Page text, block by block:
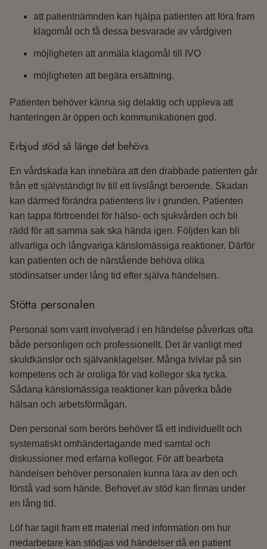
att patientnämnden kan hjälpa patienten att föra fram
klagomål och få dessa besvarade av vårdgiven
möjligheten att anmäla klagomål till IVO
möjligheten att begära ersättning.
Patienten behöver känna sig delaktig och uppleva att
hanteringen är öppen och kommunikationen god.
Erbjud stöd så länge det behövs
En vårdskada kan innebära att den drabbade patienten går
från ett självständigt liv till ett livslångt beroende. Skadan
kan därmed förändra patientens liv i grunden. Patienten
kan tappa förtroendet för hälso- och sjukvården och bli
rädd för att samma sak ska hända igen. Följden kan bli
allvarliga och långvariga känslomässiga reaktioner. Därför
kan patienten och de närstående behöva olika
stödinsatser under lång tid efter själva händelsen.
Stötta personalen
Personal som varit involverad i en händelse påverkas ofta
både personligen och professionellt. Det är vanligt med
skuldkänslor och självanklagelser. Många tvivlar på sin
kompetens och är oroliga för vad kollegor ska tycka.
Sådana känslomässiga reaktioner kan påverka både
hälsan och arbetsförmågan.
Den personal som berörs behöver få ett individuellt och
systematiskt omhändertagande med samtal och
diskussioner med erfarna kollegor. För att bearbeta
händelsen behöver personalen kunna lära av den och
förstå vad som hände. Behovet av stöd kan finnas under
en lång tid.
Löf har tagit fram ett material med information om hur
medarbetare kan stödjas vid händelser då en patient